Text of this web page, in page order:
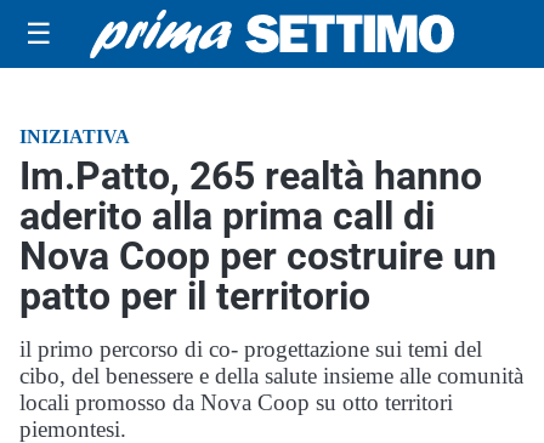
☰
INIZIATIVA
Im.Patto, 265 realtà hanno
aderito alla prima call di
Nova Coop per costruire un
patto per il territorio
il primo percorso di co- progettazione sui temi del
cibo, del benessere e della salute insieme alle comunità
locali promosso da Nova Coop su otto territori
piemontesi.